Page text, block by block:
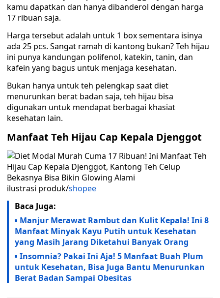
kamu dapatkan dan hanya dibanderol dengan harga
17 ribuan saja.
Harga tersebut adalah untuk 1 box sementara isinya
ada 25 pcs. Sangat ramah di kantong bukan? Teh hijau
ini punya kandungan polifenol, katekin, tanin, dan
kafein yang bagus untuk menjaga kesehatan.
Bukan hanya untuk teh pelengkap saat diet
menurunkan berat badan saja, teh hijau bisa
digunakan untuk mendapat berbagai khasiat
kesehatan lain.
Manfaat Teh Hijau Cap Kepala Djenggot
ilustrasi produk/shopee
Baca Juga:
Manjur Merawat Rambut dan Kulit Kepala! Ini 8
Manfaat Minyak Kayu Putih untuk Kesehatan
yang Masih Jarang Diketahui Banyak Orang
Insomnia? Pakai Ini Aja! 5 Manfaat Buah Plum
untuk Kesehatan, Bisa Juga Bantu Menurunkan
Berat Badan Sampai Obesitas